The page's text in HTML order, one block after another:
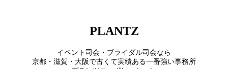
PLANTZ
イベント司会・ブライダル司会なら
京都・滋賀・大阪で古くて実績ある一番強い事務所